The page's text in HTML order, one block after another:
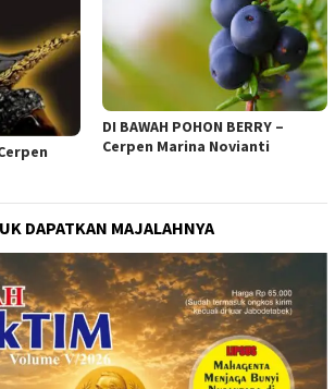
DI BAWAH POHON BERRY –
Cerpen Marina Novianti
DAPATKAN MAJALAHNYA